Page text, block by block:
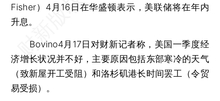
Fisher）4月16日在华盛顿表示，美联储将在年内
升息。
Bovino4月17日对财新记者称，美国一季度经
济增长状况并不好，主要原因包括东部寒冷的天气
（致新屋开工受阻）和洛杉矶港长时间罢工（令贸
易受损）。